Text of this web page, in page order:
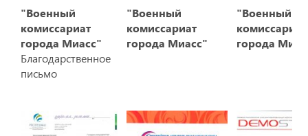
"Военный
комиссариат
города Миасс"
Благодарственное
письмо
"Военный
комиссариат
города Миасс"
"Военный
комиссариат
города